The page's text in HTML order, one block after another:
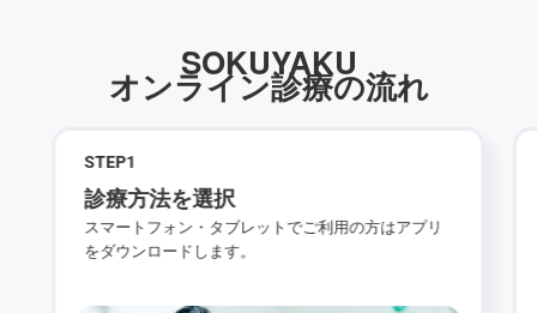
SOKUYAKU
オンライン診療の流れ
STEP1
診療方法を選択
スマートフォン・タブレットでご利用の方はアプリ
をダウンロードします。